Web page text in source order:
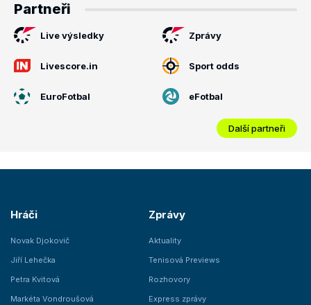
Partneři
Live výsledky Zprávy
Livescore.in Sport odds
EuroFotbal eFotbal
Další partneři
Hráči
Novak Djokovič
Jiří Lehečka
Petra Kvitová
Markéta Vondroušová
Zprávy
Aktuality
Tenisová Previews
Rozhovory
Express zprávy